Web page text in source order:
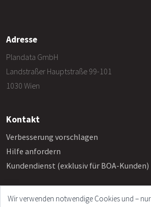
Adresse
Plandata GmbH
Landstraßer Hauptstraße 99-101
1030 Wien
Kontakt
Verbesserung vorschlagen
Hilfe anfordern
Kundendienst (exklusiv für BOA-Kunden)
Info
Wir verwenden notwendige Cookies und –